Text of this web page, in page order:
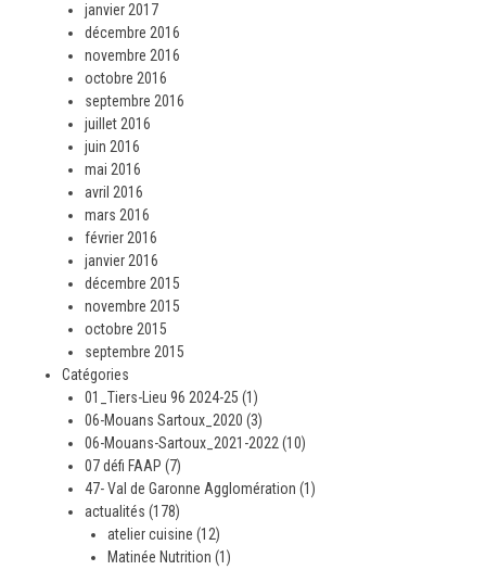
janvier 2017
décembre 2016
novembre 2016
octobre 2016
septembre 2016
juillet 2016
juin 2016
mai 2016
avril 2016
mars 2016
février 2016
janvier 2016
décembre 2015
novembre 2015
octobre 2015
septembre 2015
Catégories
01_Tiers-Lieu 96 2024-25 (1)
06-Mouans Sartoux_2020 (3)
06-Mouans-Sartoux_2021-2022 (10)
07 défi FAAP (7)
47- Val de Garonne Agglomération (1)
actualités (178)
atelier cuisine (12)
Matinée Nutrition (1)